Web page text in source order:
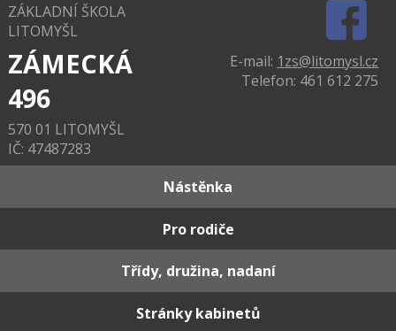
ZÁKLADNÍ ŠKOLA
LITOMYŠL
ZÁMECKÁ
496
570 01 LITOMYŠL
IČ: 47487283
E-mail: 1zs@litomysl.cz
Telefon: 461 612 275
Nástěnka
Pro rodiče
Třídy, družina, nadaní
Stránky kabinetů